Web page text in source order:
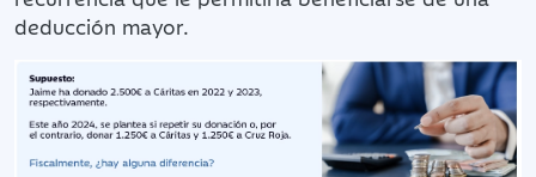
deducción mayor.